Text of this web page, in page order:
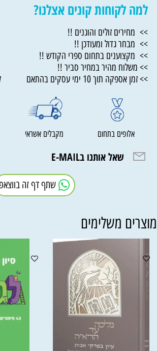
למה לקוחות קונים אצלנו?
>> מחירים זולים והוגנים !!
>> מבחר גדול ומעודכן !!
>> מקצוענים בתחום ספרי הקודש !!
>> משלוח מהיר במחיר סביר !!
>> זמן אספקה תוך 10 ימי עסקים בהתאם לתקנון החנות
אלופים בתחום מקבלים אשראי
שאל אותנו בE-MAIL
שתף דף זה בווצאפ
משלימים